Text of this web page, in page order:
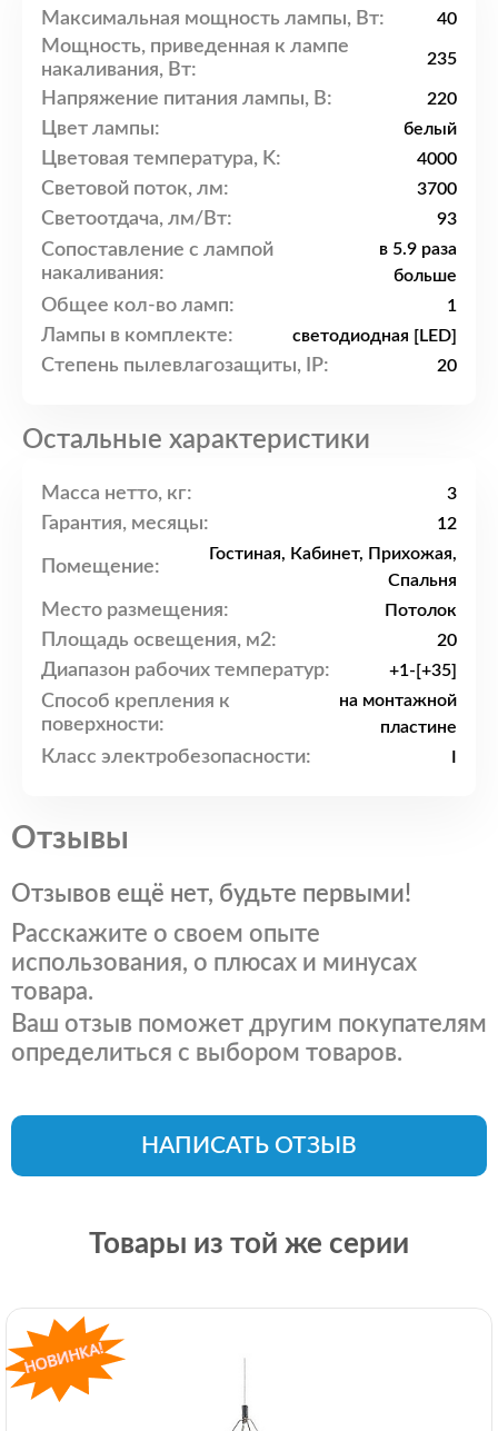
Максимальная мощность лампы, Вт: 40
Мощность, приведенная к лампе
накаливания, Вт:
235
Напряжение питания лампы, В: 220
Цвет лампы: белый
Цветовая температура, K: 4000
Световой поток, лм: 3700
Светоотдача, лм/Вт: 93
Сопоставление с лампой
накаливания:
в 5.9 раза
больше
Общее кол-во ламп: 1
Лампы в комплекте: светодиодная [LED]
Степень пылевлагозащиты, IP: 20
Остальные характеристики
Масса нетто, кг: 3
Гарантия, месяцы: 12
Помещение:
Гостиная, Кабинет, Прихожая,
Спальня
Место размещения: Потолок
Площадь освещения, м2: 20
Диапазон рабочих температур: +1-[+35]
Способ крепления к
поверхности:
на монтажной
пластине
Класс электробезопасности:
Отзывы
Отзывов ещё нет, будьте первыми!
Расскажите о своем опыте
использования, о плюсах и минусах
товара.
Ваш отзыв поможет другим покупателям
определиться с выбором товаров.
НАПИСАТЬ ОТЗЫВ
Товары из той же серии